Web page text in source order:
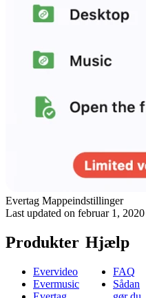
Evertag Mappeindstillinger
Last updated on februar 1, 2020
Produkter
Evervideo
Evermusic
Hjælp
FAQ
Sådan